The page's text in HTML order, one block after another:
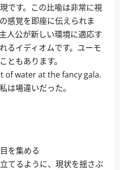
です。この比喩は非常に視
感覚を即座に伝えられま
人公が新しい環境に適応す
るイディオムです。ユーモ
ともあります。
of water at the fancy gala.
は場違いだった。
を集める
てるように、現状を揺さぶ